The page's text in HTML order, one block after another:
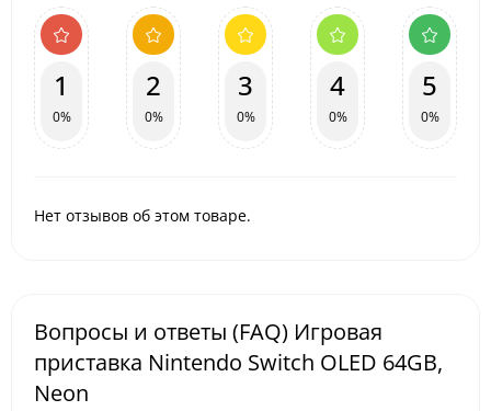
1
0%
2
0%
3
0%
4
0%
5
0%
Нет отзывов об этом товаре.
Вопросы и ответы (FAQ) Игровая
приставка Nintendo Switch OLED 64GB,
Neon